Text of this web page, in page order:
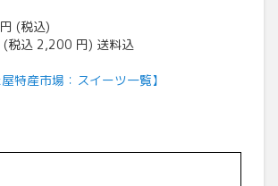
(税込)
税込 2,200 円) 送料込
特産市場：スイーツ一覧】